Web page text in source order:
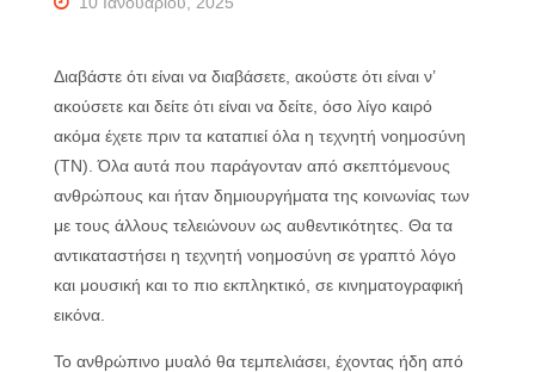
Διαβάστε ότι είναι να διαβάσετε, ακούστε ότι είναι ν’
ακούσετε και δείτε ότι είναι να δείτε, όσο λίγο καιρό
ακόμα έχετε πριν τα καταπιεί όλα η τεχνητή νοημοσύνη
(ΤΝ). Όλα αυτά που παράγονταν από σκεπτόμενους
ανθρώπους και ήταν δημιουργήματα της κοινωνίας των
με τους άλλους τελειώνουν ως αυθεντικότητες. Θα τα
αντικαταστήσει η τεχνητή νοημοσύνη σε γραπτό λόγο
και μουσική και το πιο εκπληκτικό, σε κινηματογραφική
εικόνα.
Το ανθρώπινο μυαλό θα τεμπελιάσει, έχοντας ήδη από